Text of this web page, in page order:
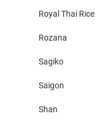
Royal Thai Rice
Rozana
Sagiko
Saigon
Shan